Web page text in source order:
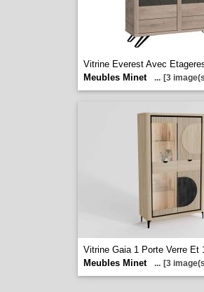
Vitrine Everest Avec
Meubles Minet
... [3
Vitrine Gaia 1 Porte Verre Et
Meubles Minet
... [3